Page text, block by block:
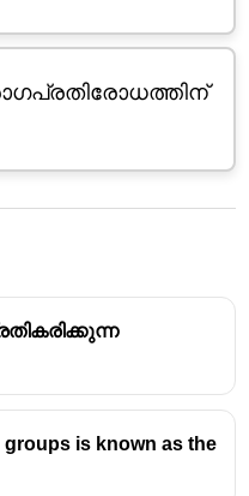
is known as the